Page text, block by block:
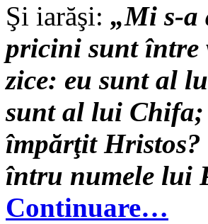
Şi iarăşi: „Mi s-a
pricini sunt între
zice: eu sunt al
sunt al lui Chifa;
împărţit Hristos?
întru numele lui
Continuare…